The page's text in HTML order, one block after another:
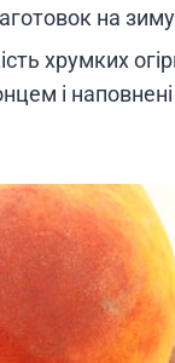
на
хрумких
і